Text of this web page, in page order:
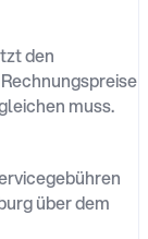
den
muss.
über dem